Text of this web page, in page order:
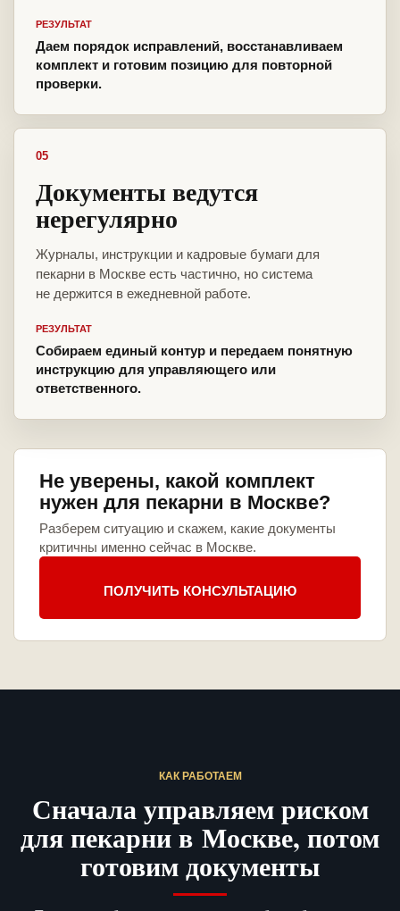
РЕЗУЛЬТАТ
Даем порядок исправлений, восстанавливаем
комплект и готовим позицию для повторной
проверки.
05
Документы ведутся
нерегулярно
Журналы, инструкции и кадровые бумаги для
пекарни в Москве есть частично, но система
не держится в ежедневной работе.
РЕЗУЛЬТАТ
Собираем единый контур и передаем понятную
инструкцию для управляющего или
ответственного.
Не уверены, какой комплект
нужен для пекарни в Москве?
Разберем ситуацию и скажем, какие документы
критичны именно сейчас в Москве.
ПОЛУЧИТЬ КОНСУЛЬТАЦИЮ
КАК РАБОТАЕМ
Сначала управляем риском
для пекарни в Москве, потом
готовим документы